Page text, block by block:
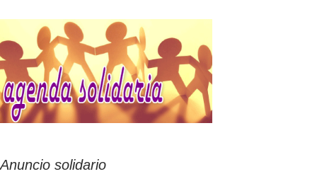
Anuncio solidario